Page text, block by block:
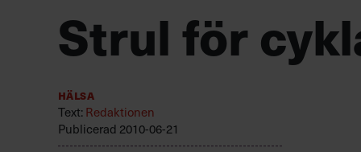
Strul för
Hälsa
Text: Redaktionen
Publicerad 2010-06-21